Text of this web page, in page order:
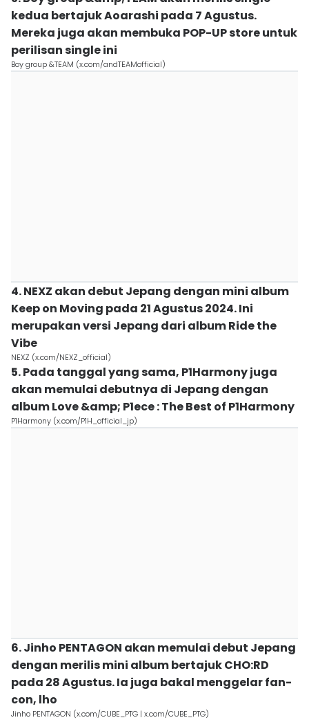
kedua bertajuk Aoarashi pada 7 Agustus.
Mereka juga akan membuka POP-UP store untuk
perilisan single ini
Boy group &TEAM (x.com/andTEAMofficial)
4. NEXZ akan debut Jepang dengan mini album
Keep on Moving pada 21 Agustus 2024. Ini
merupakan versi Jepang dari album Ride the
Vibe
NEXZ (x.com/NEXZ_official)
5. Pada tanggal yang sama, P1Harmony juga
akan memulai debutnya di Jepang dengan
album Love &amp; P1ece : The Best of P1Harmony
P1Harmony (x.com/P1H_official_jp)
6. Jinho PENTAGON akan memulai debut Jepang
dengan merilis mini album bertajuk CHO:RD
pada 28 Agustus. Ia juga bakal menggelar fan-
con, lho
Jinho PENTAGON (x.com/CUBE_PTG | x.com/CUBE_PTG)